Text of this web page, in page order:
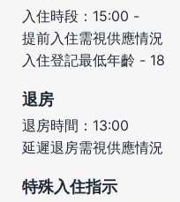
入住時段：15:00 -
提前入住需視供應情況
入住登記最低年齡 - 18
退房
退房時間：13:00
延遲退房需視供應情況
特殊入住指示